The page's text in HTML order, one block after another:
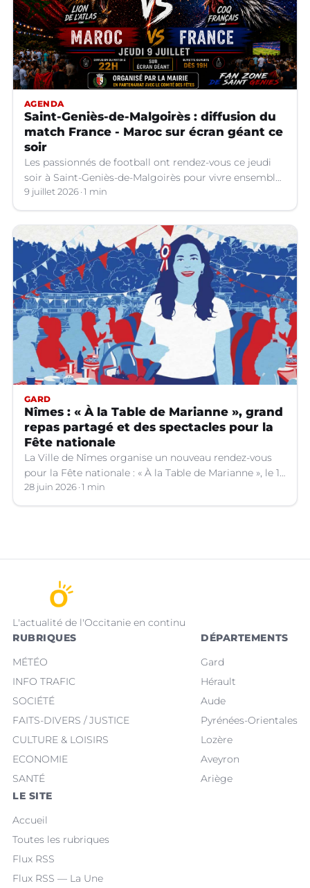
AGENDA
Saint-Geniès-de-Malgoirès : diffusion du
match France - Maroc sur écran géant ce
soir
Les passionnés de football ont rendez-vous ce jeudi
soir à Saint-Geniès-de-Malgoirès pour vivre ensemble
l'un des temps forts de la Coupe du Monde 2026.
9 juillet 2026 1 min
GARD
Nîmes : « À la Table de Marianne », grand
repas partagé et des spectacles pour la
Fête nationale
La Ville de Nîmes organise un nouveau rendez-vous
pour la Fête nationale : « À la Table de Marianne », le 13
juillet prochain.
28 juin 2026 1 min
L'actualité de l'Occitanie en continu
RUBRIQUES
MÉTÉO
INFO TRAFIC
SOCIÉTÉ
FAITS-DIVERS / JUSTICE
CULTURE & LOISIRS
ECONOMIE
SANTÉ
DÉPARTEMENTS
Gard
Hérault
Aude
Pyrénées-Orientales
Lozère
Aveyron
Ariège
LE SITE
Accueil
Toutes les rubriques
Flux RSS
Flux RSS — La Une